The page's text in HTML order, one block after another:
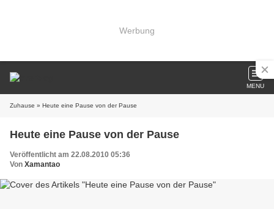
Werbung
MENU
Zuhause » Heute eine Pause von der Pause
Heute eine Pause von der Pause
Veröffentlicht am 22.08.2010 05:36
Von Xamantao